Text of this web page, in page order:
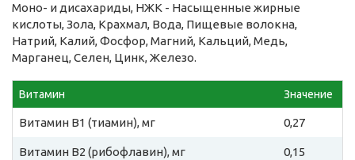
Моно- и дисахариды, НЖК - Насыщенные жирные
кислоты, Зола, Крахмал, Вода, Пищевые волокна,
Натрий, Калий, Фосфор, Магний, Кальций, Медь,
Марганец, Селен, Цинк, Железо.
Витамин Значение
Витамин B1 (тиамин), мг 0,27
Витамин B2 (рибофлавин), мг 0,15